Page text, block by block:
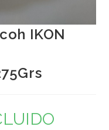
IKON